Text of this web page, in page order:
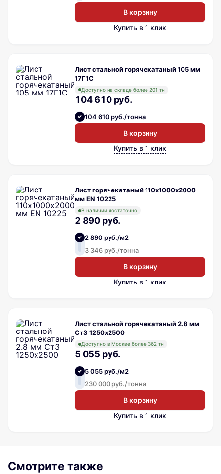
В корзину
Купить в 1 клик
Лист стальной горячекатаный 105 мм
17Г1С
Доступно на складе более 201 тн
104 610 руб.
104 610 руб./тонна
В корзину
Купить в 1 клик
Лист горячекатаный 110х1000х2000
мм EN 10225
В наличии достаточно
2 890 руб.
2 890 руб./м2
3 346 руб./тонна
В корзину
Купить в 1 клик
Лист стальной горячекатаный 2.8 мм
Ст3 1250х2500
Доступно в Москве более 362 тн
5 055 руб.
5 055 руб./м2
230 000 руб./тонна
В корзину
Купить в 1 клик
Смотрите также